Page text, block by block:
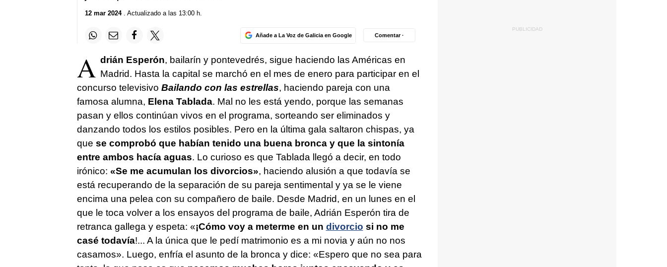
12 mar 2024. Actualizado a las 13:00 h.
Añade a La Voz de Galicia en Google Comentar ·
A drián Esperón, bailarín y pontevedrés, sigue haciendo las Américas en
Madrid. Hasta la capital se marchó en el mes de enero para participar en el
concurso televisivo Bailando con las estrellas, haciendo pareja con una
famosa alumna, Elena Tablada. Mal no les está yendo, porque las semanas
pasan y ellos continúan vivos en el programa, sorteando ser eliminados y
danzando todos los estilos posibles. Pero en la última gala saltaron chispas, ya
que se comprobó que habían tenido una buena bronca y que la sintonía
entre ambos hacía aguas. Lo curioso es que Tablada llegó a decir, en todo
irónico: «Se me acumulan los divorcios», haciendo alusión a que todavía se
está recuperando de la separación de su pareja sentimental y ya se le viene
encima una pelea con su compañero de baile. Desde Madrid, en un lunes en el
que le toca volver a los ensayos del programa de baile, Adrián Esperón tira de
retranca gallega y espeta: «¡Cómo voy a meterme en un divorcio si no me
casé todavía!... A la única que le pedí matrimonio es a mi novia y aún no nos
casamos». Luego, enfría el asunto de la bronca y dice: «Espero que no sea para